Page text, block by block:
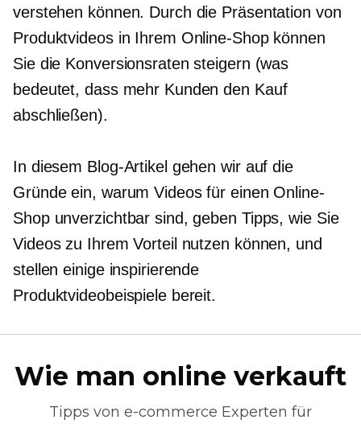
verstehen können. Durch die Präsentation von
Produktvideos in Ihrem Online-Shop können
Sie die Konversionsraten steigern (was
bedeutet, dass mehr Kunden den Kauf
abschließen).
In diesem Blog-Artikel gehen wir auf die
Gründe ein, warum Videos für einen Online-
Shop unverzichtbar sind, geben Tipps, wie Sie
Videos zu Ihrem Vorteil nutzen können, und
stellen einige inspirierende
Produktvideobeispiele bereit.
Wie man online verkauft
Tipps von e-commerce Experten für